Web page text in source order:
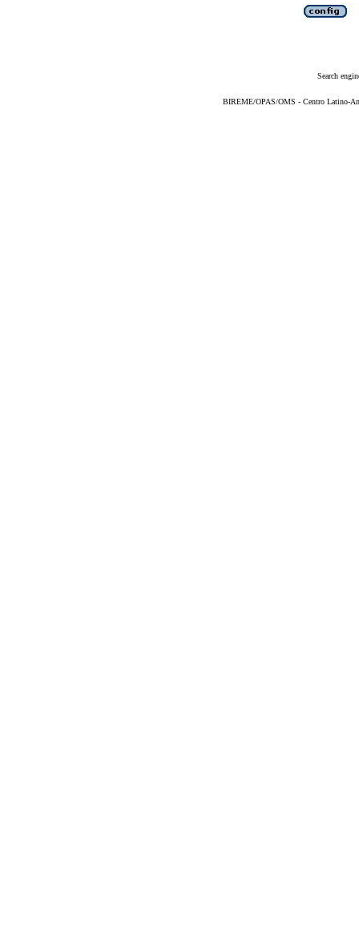
Search
BIREME/OPAS/OMS - Centro Latino-